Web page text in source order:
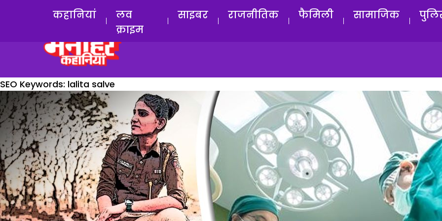
कहानियां
लव
क्राइम
साइबर राजनीतिक फैमिली सामाजिक
SEO Keywords: lalita salve